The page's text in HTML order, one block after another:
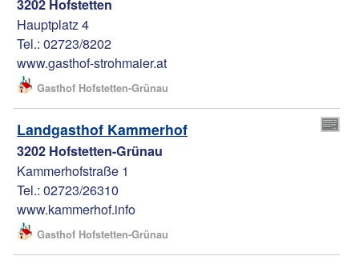
3202 Hofstetten
Hauptplatz 4
Tel.: 02723/8202
www.gasthof-strohmaier.at
Gasthof Hofstetten-Grünau
Landgasthof Kammerhof
3202 Hofstetten-Grünau
Kammerhofstraße 1
Tel.: 02723/26310
www.kammerhof.info
Gasthof Hofstetten-Grünau